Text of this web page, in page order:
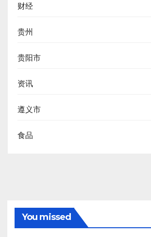
财经
贵州
贵阳市
资讯
遵义市
食品
You missed